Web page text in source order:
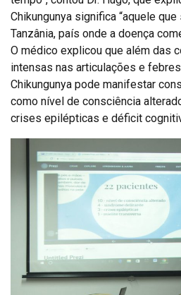
Chikungunya significa “aquele
Tanzânia, país onde a doença
O médico explicou que além das
intensas nas articulações e
Chikungunya pode manifestar
como nível de consciência
crises epilépticas e déficit